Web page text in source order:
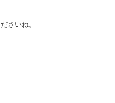
さいね。